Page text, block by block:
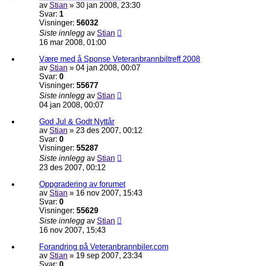
av Stian » 30 jan 2008, 23:30
Svar: 1
Visninger: 56032
Siste innlegg av Stian
16 mar 2008, 01:00
Være med å Sponse Veteranbrannbiltreff 2008
av Stian » 04 jan 2008, 00:07
Svar: 0
Visninger: 55677
Siste innlegg av Stian
04 jan 2008, 00:07
God Jul & Godt Nyttår
av Stian » 23 des 2007, 00:12
Svar: 0
Visninger: 55287
Siste innlegg av Stian
23 des 2007, 00:12
Oppgradering av forumet
av Stian » 16 nov 2007, 15:43
Svar: 0
Visninger: 55629
Siste innlegg av Stian
16 nov 2007, 15:43
Forandring på Veteranbrannbiler.com
av Stian » 19 sep 2007, 23:34